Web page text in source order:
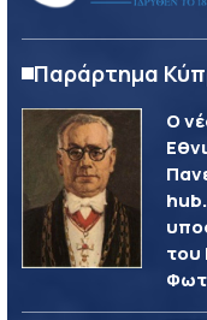
Παράρτημα
Ο
του